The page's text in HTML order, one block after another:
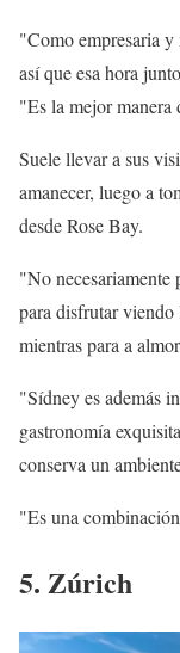
"Como empresaria
así que esa hora
"Es la mejor manera
Suele llevar a sus
amanecer, luego a
desde Rose Bay.
"No necesariamente
para disfrutar
mientras para a
"Sídney es además
gastronomía
conserva un
"Es una
5. Zúrich